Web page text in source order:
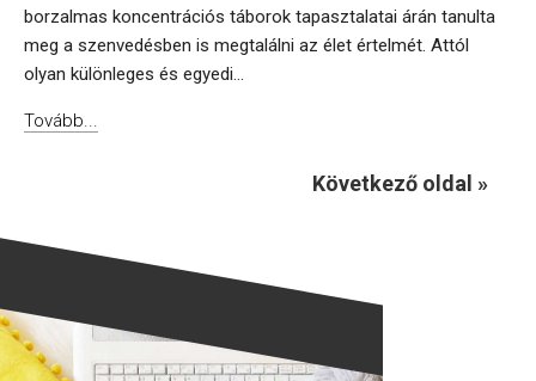
borzalmas koncentrációs táborok tapasztalatai árán tanulta
meg a szenvedésben is megtalálni az élet értelmét. Attól
olyan különleges és egyedi...
Tovább...
Következő oldal »